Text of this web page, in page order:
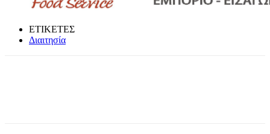
ΕΤΙΚΕΤΕΣ
Διαιτησία